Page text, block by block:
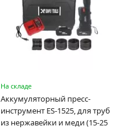
На складе
Аккумуляторный пресс-
инструмент ES-1525, для труб
из нержавейки и меди (15-25